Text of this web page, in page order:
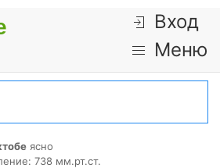
Вход
Меню
ясно
738 мм.рт.ст.